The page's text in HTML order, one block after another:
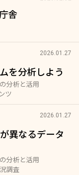
舎
2026.01.27
を分析しよう
分析と活用
ツ
2026.01.27
異なるデータ
分析と活用
調査